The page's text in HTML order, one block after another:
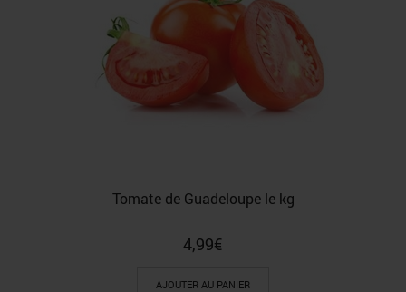
Tomate de Guadeloupe le kg
4,99€
AJOUTER AU PANIER